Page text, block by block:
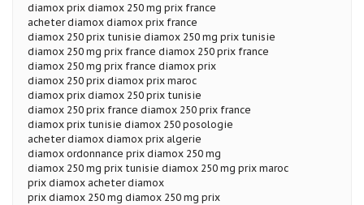
diamox prix diamox 250 mg prix france
acheter diamox diamox prix france
diamox 250 prix tunisie diamox 250 mg prix tunisie
diamox 250 mg prix france diamox 250 prix france
diamox 250 mg prix france diamox prix
diamox 250 prix diamox prix maroc
diamox prix diamox 250 prix tunisie
diamox 250 prix france diamox 250 prix france
diamox prix tunisie diamox 250 posologie
acheter diamox diamox prix algerie
diamox ordonnance prix diamox 250 mg
diamox 250 mg prix tunisie diamox 250 mg prix maroc
prix diamox acheter diamox
prix diamox 250 mg diamox 250 mg prix